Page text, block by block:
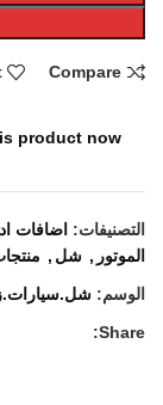
Compare
product now!
التصنيفات: اضافات
الموتور , شل ,
الوسم:
Share: